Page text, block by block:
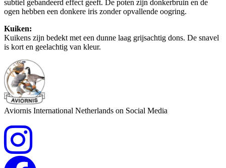
subtiel gebandeerd effect geeft. De poten zijn donkerbruin en de
ogen hebben een donkere iris zonder opvallende oogring.
Kuiken:
Kuikens zijn bedekt met een dunne laag grijsachtig dons. De snavel
is kort en geelachtig van kleur.
Aviornis International Netherlands on Social Media